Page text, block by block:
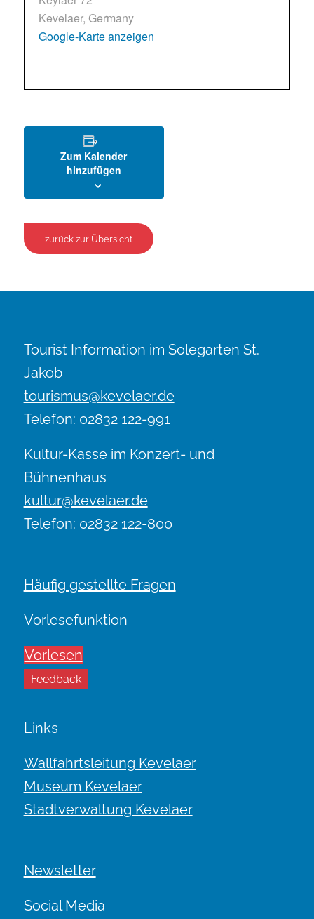
Kevelaer, Germany
Google-Karte anzeigen
Zum Kalender
hinzufügen
zurück zur Übersicht
Tourist Information im Solegarten St.
Jakob
tourismus@kevelaer.de
Telefon: 02832 122-991
Kultur-Kasse im Konzert- und
Bühnenhaus
kultur@kevelaer.de
Telefon: 02832 122-800
Häufig gestellte Fragen
Vorlesefunktion
Vorlesen
Feedback
Links
Wallfahrtsleitung Kevelaer
Museum Kevelaer
Stadtverwaltung Kevelaer
Newsletter
Social Media